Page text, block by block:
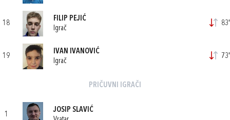
18
FILIP PEJIĆ
Igrač
83'
19
IVAN IVANOVIĆ
Igrač
73'
PRIČUVNI IGRAČI
1
JOSIP SLAVIĆ